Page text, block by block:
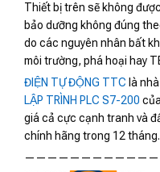
Thiết bị trên sẽ không
bảo dưỡng không đúng
do các nguyên nhân bất
môi trường, phá hoại hay
ĐIỆN TỰ ĐỘNG TTC là
LẬP TRÌNH PLC S7-200
giá cả cực cạnh tranh và
chính hãng trong 12 tháng.